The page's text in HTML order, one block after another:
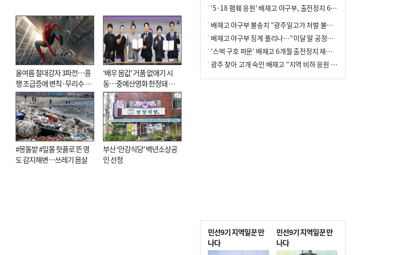
올여름 절대강자 3파전…흥
행 조급증에 변칙·무리수 마
케팅도
‘배우 몸값’ 거품 없애기 시
동…중예산영화 한정돼 실
효성 의문도
#몽돌밭 #일몰 핫플로 뜬 영
도 감지해변…쓰레기 몸살
부산 ‘안강식당’ 백년소상공
인 선정
‘5·18 폄훼 응원’ 배재고 야구부, 출전정지 6개월→1개월 감경
배재고 야구부 불송치 “광주일고가 처벌 불원 의사 표해”
배재고 야구부 징계 풀리나…“이달 말 공정위서 재심의”
‘스벅 구호 파문’ 배재고 6개월 출전정지 재심 신청키로
광주 찾아 고개 숙인 배재고 “지역 비하 응원 잘못”(종합)
민선9기 지역일꾼 만
나다
민선9기 지역일꾼 만
나다